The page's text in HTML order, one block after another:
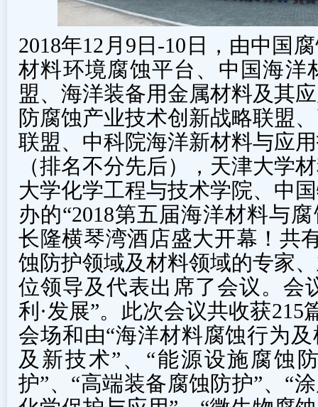
2018年12月9日-10日，由中国
材料环境腐蚀平台、中国海洋
盟、海洋装备用金属材料及其
防腐蚀产业技术创新战略联盟
联盟、中科院海洋新材料与应
（排名不分先后），天津大学
大学化学工程与技术学院、中
办的“2018第五届海洋材料与
长隆横琴湾酒店盛大开幕！共
蚀防护领域及材料领域的专家
位领导及代表出席了会议。会
利·发展”。此次会议共收获
会场和由“海洋材料腐蚀行为
及新技术”、“能源设施腐蚀
护”、“高端装备腐蚀防护”、“